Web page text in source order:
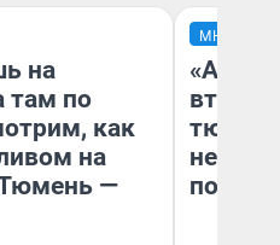
на
там по
как
на
—
МНЕНИЕ